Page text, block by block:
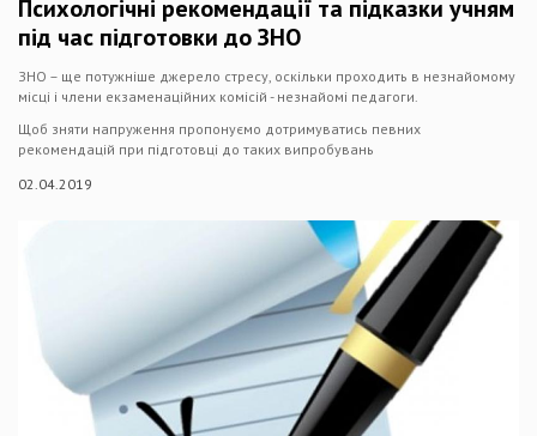
Психологічні рекомендації та підказки учням
під час підготовки до ЗНО
ЗНО – ще потужніше джерело стресу, оскільки проходить в незнайомому
місці і члени екзаменаційних комісій - незнайомі педагоги.
Щоб зняти напруження пропонуємо дотримуватись певних
рекомендацій при підготовці до таких випробувань
02.04.2019